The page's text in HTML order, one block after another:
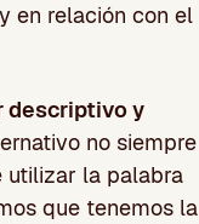
en relación con el
descriptivo y
no siempre
utilizar la palabra
que tenemos la